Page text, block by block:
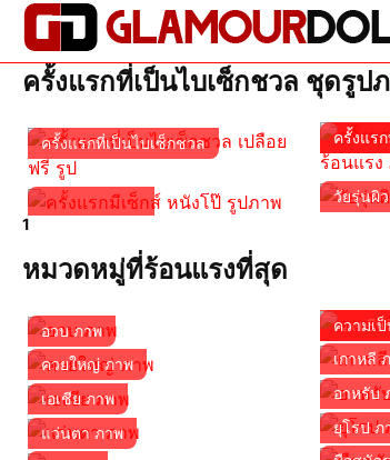
ครั้งแรกที่เป็นไบเซ็กชวล ชุดรูป
ครั้งแรกที่เป็นไบเซ็กชวล ครั้งแร
ครั้งแร
วัยรุ่นผิ
1
หมวดหมู่ที่ร้อนแรงที่สุด
อวบ ภาพ
ควยใหญ่ ภาพ
เอเชีย ภาพ
แว่นตา ภาพ
กองเชี
ความเ
เกาหลี
อาหรับ
ยุโรป ภ